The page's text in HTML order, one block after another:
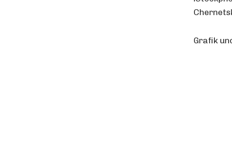
Grafik